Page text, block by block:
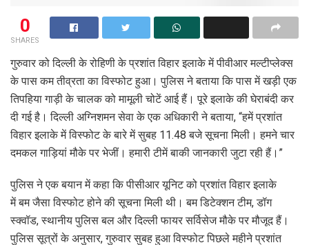
0
SHARES
गुरुवार को दिल्ली के रोहिणी के प्रशांत विहार इलाके में पीवीआर मल्टीप्लेक्स
के पास कम तीव्रता का विस्फोट हुआ। पुलिस ने बताया कि पास में खड़ी एक
तिपहिया गाड़ी के चालक को मामूली चोटें आई हैं। पूरे इलाके की घेराबंदी कर
दी गई है। दिल्ली अग्निशमन सेवा के एक अधिकारी ने बताया, “हमें प्रशांत
विहार इलाके में विस्फोट के बारे में सुबह 11.48 बजे सूचना मिली। हमने चार
दमकल गाड़ियां मौके पर भेजीं। हमारी टीमें बाकी जानकारी जुटा रही हैं।”
पुलिस ने एक बयान में कहा कि पीसीआर यूनिट को प्रशांत विहार इलाके
में बम जैसा विस्फोट होने की सूचना मिली थी। बम डिटेक्शन टीम, डॉग
स्क्वॉड, स्थानीय पुलिस बल और दिल्ली फायर सर्विसेज मौके पर मौजूद हैं।
पुलिस सूत्रों के अनुसार, गुरुवार सुबह हुआ विस्फोट पिछले महीने प्रशांत